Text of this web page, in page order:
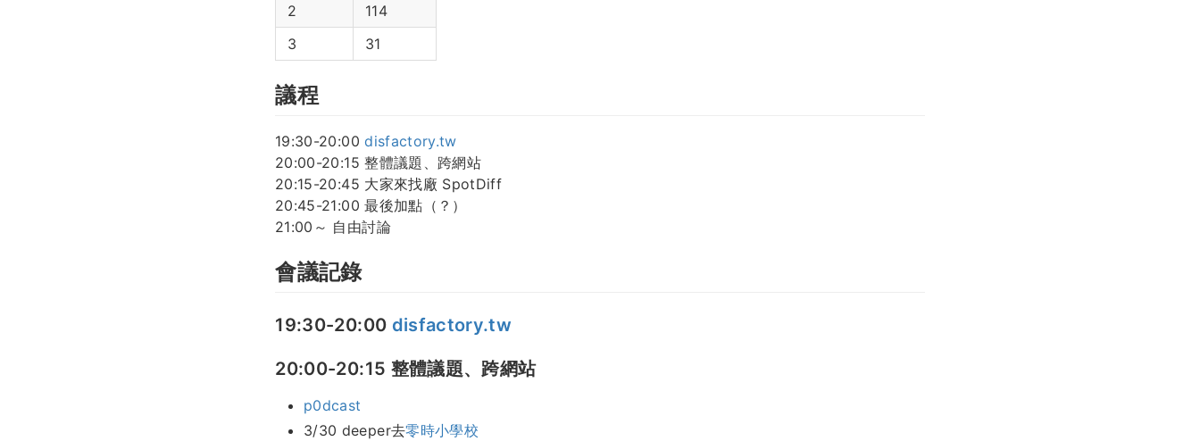
2
114
3
31
議程
19:30-20:00disfactory.tw
20:00-20:15 整體議題、跨網站
20:15-20:45 大家來找廠 SpotDiff
20:45-21:00 最後加點（？）
21:00～ 自由討論
會議記錄
19:30-20:00 disfactory.tw
20:00-20:15 整體議題、跨網站
p0dcast
3/30 deeper去零時小學校